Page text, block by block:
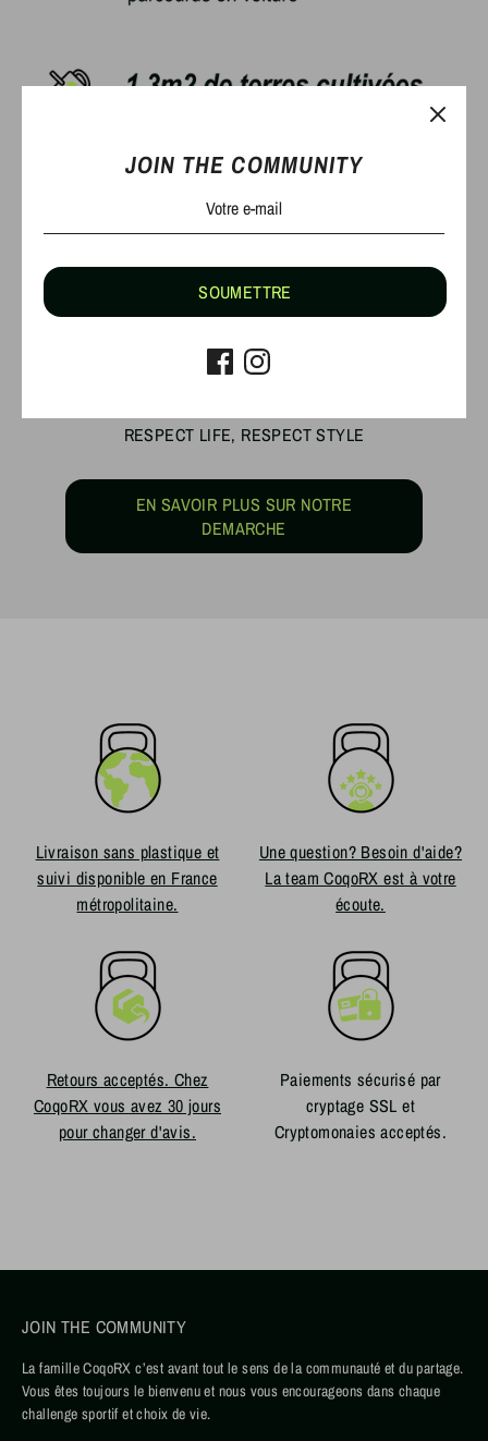
VOTRE IMPACT
En choisissant un t-shirt en coton bio.
et pour 200gr de coton nécessaire à la réalistion
RESPECT LIFE, RESPECT STYLE
EN SAVOIR PLUS SUR NOTRE
DEMARCHE
Livraison sans plastique et
suivi disponible en France
métropolitaine.
Une question? Besoin d'aide?
La team CoqoRX est à votre
écoute.
Retours acceptés. Chez
CoqoRX vous avez 30 jours
pour changer d'avis.
Paiements sécurisé par
cryptage SSL et
Cryptomonaies acceptés.
JOIN THE COMMUNITY
SOUMETTRE
JOIN THE COMMUNITY
La famille CoqoRX c’est avant tout le sens de la communauté et du partage.
Vous êtes toujours le bienvenu et nous vous encourageons dans chaque
challenge sportif et choix de vie.